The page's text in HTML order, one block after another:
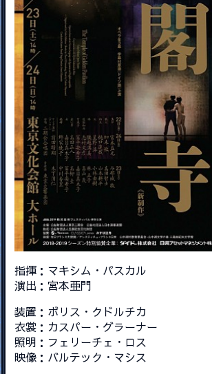
指揮：マキシム・パスカル
演出：宮本亜門
装置：ボリス・クドルチカ
衣裳：カスパー・グラーナー
照明：フェリーチェ・ロス
映像：バルテック・マシス